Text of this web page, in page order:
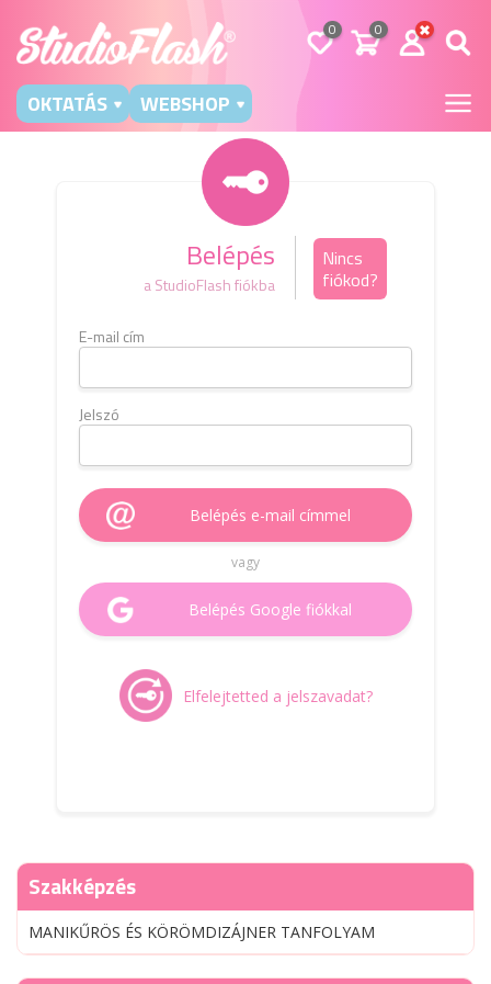
0 0
OKTATÁS WEBSHOP
Belépés
a StudioFlash fiókba
Nincs
fiókod?
E-mail cím
Jelszó
Belépés e-mail címmel
vagy
Belépés Google fiókkal
Elfelejtetted a jelszavadat?
Szakképzés
MANIKŰRÖS ÉS KÖRÖMDIZÁJNER TANFOLYAM